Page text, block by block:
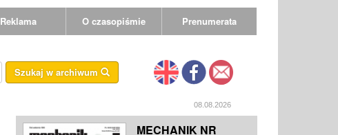
Reklama O czasopiśmie Prenumerata
Szukaj w archiwum
08.08.2026
MECHANIK NR